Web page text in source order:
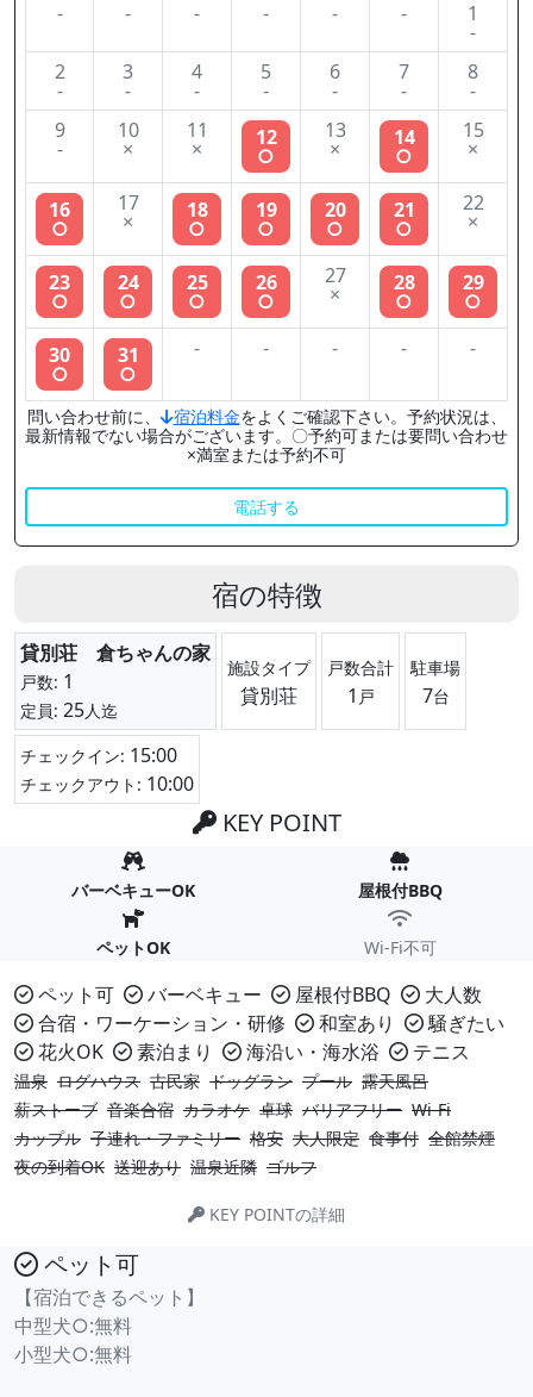
- - - - - - 1
-
2
-
3
-
4
-
5
-
6
-
7
-
8
-
9
-
10
×
11
× 12
○
13
× 14
○
15
×
16
○
17
× 18
○
19
○
20
○
21
○
22
×
23
○
24
○
25
○
26
○
27
× 28
○
29
○
30
○
31
○
- - - - -
問い合わせ前に、 宿泊料金をよくご確認下さい。予約状況は、
最新情報でない場合がございます。〇予約可または要問い合わせ
×満室または予約不可
電話する
宿の特徴
貸別荘 倉ちゃんの家
戸数: 1
定員: 25人迄
施設タイプ
貸別荘
戸数合計
1 戸
駐車場
7台
チェックイン: 15:00
チェックアウト: 10:00
KEY POINT
バーベキューOK 屋根付BBQ
ペットOK Wi-Fi不可
ペット可 バーベキュー 屋根付BBQ
大人数
合宿・ワーケーション・研修
和室あり
騒ぎたい
花火OK
素泊まり 海沿い・海水浴 テニス
温泉 ログハウス 古民家 ドッグラン プール 露天風呂
薪ストーブ 音楽合宿 カラオケ 卓球 バリアフリー Wi-Fi
カップル 子連れ・ファミリー 格安 大人限定 食事付 全館禁煙
夜の到着OK 送迎あり 温泉近隣 ゴルフ
KEY POINTの詳細
ペット可
【宿泊できるペット】
中型犬○:無料
小型犬○:無料